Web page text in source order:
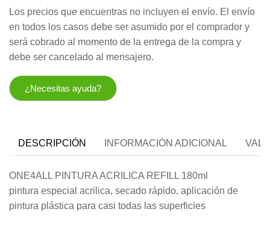
Los precios que encuentras no incluyen el envío. El envío
en todos los casos debe ser asumido por el comprador y
será cobrado al momento de la entrega de la compra y
debe ser cancelado al mensajero.
¿Necesitas ayuda?
DESCRIPCIÓN INFORMACIÓN ADICIONAL
ONE4ALL PINTURA ACRILICA REFILL 180ml
pintura especial acrilica, secado rápido, aplicación de
pintura plástica para casi todas las superficies